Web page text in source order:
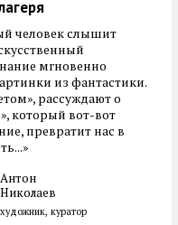
человек слышит
мгновенно
из фантастики.
рассуждают о
который вот-вот
превратит нас в
Антон
Николаев
художник, куратор